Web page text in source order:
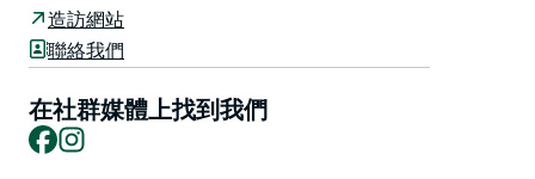
在波爾布魯瀑布野餐區，您可以沿著波爾布魯溪蜿蜒穿過
亞高山林地，走一小段路。在路的盡頭，您將站在
Polblue 瀑布的頂端，這是巴林頓山高原上最大的可到達
的瀑布。在降雪中看到它就像置身於電影《納尼亞》中一
樣。
造訪網站
聯絡我們
在社群媒體上找到我們
Facebook